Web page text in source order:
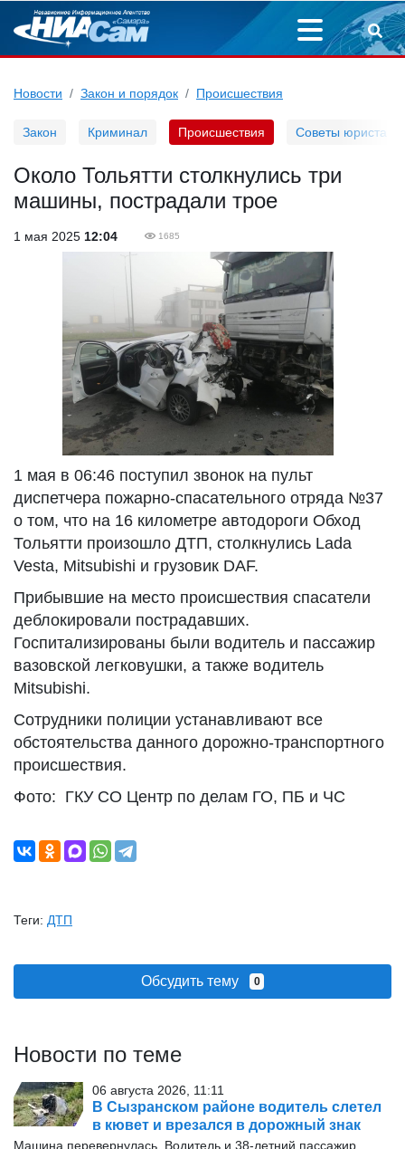
Новости Закон и порядок Происшествия
Закон Криминал Происшествия Советы юриста
Около Тольятти столкнулись три
машины, пострадали трое
1 мая 2025 12:04 1685
1 мая в 06:46 поступил звонок на пульт
диспетчера пожарно-спасательного отряда №37
о том, что на 16 километре автодороги Обход
Тольятти произошло ДТП, столкнулись Lada
Vesta, Mitsubishi и грузовик DAF.
Прибывшие на место происшествия спасатели
деблокировали пострадавших.
Госпитализированы были водитель и пассажир
вазовской легковушки, а также водитель
Mitsubishi.
Сотрудники полиции устанавливают все
обстоятельства данного дорожно-транспортного
происшествия.
Фото: ГКУ СО Центр по делам ГО, ПБ и ЧС
Теги: ДТП
Обсудить тему 0
Новости по теме
06 августа 2026, 11:11
В Сызранском районе водитель слетел
в кювет и врезался в дорожный знак
Машина перевернулась. Водитель и 38-летний пассажир